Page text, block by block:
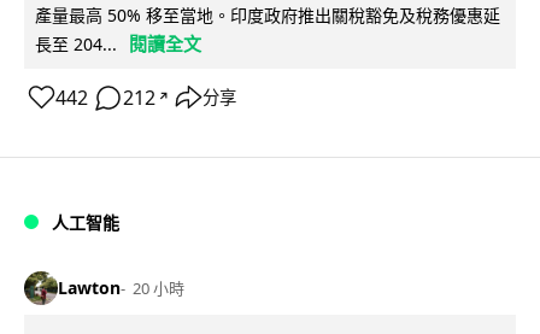
產量最高 50% 移至當地。印度政府推出關稅豁免及稅務優惠延
長至 204...
閱讀全文
442 212 ↗ 分享
人工智能
Lawton 20 小時